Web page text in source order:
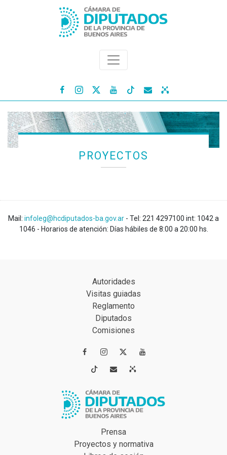
   
PROYECTOS
Mail: infoleg@hcdiputados-ba.gov.ar - Tel: 221 4297100 int: 1042 a
1046 - Horarios de atención: Días hábiles de 8:00 a 20:00 hs.
Autoridades
Visitas guiadas
Reglamento
Diputados
Comisiones
 
 
Prensa
Proyectos y normativa